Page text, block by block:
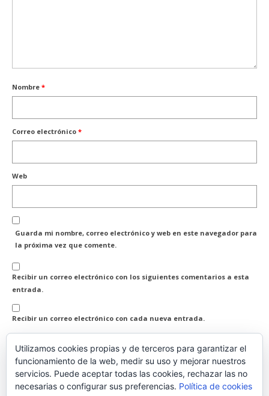
Nombre *
Correo electrónico *
Web
Guarda mi nombre, correo electrónico y web en este navegador para
la próxima vez que comente.
Recibir un correo electrónico con los siguientes comentarios a esta
entrada.
Recibir un correo electrónico con cada nueva entrada.
Utilizamos cookies propias y de terceros para garantizar el
funcionamiento de la web, medir su uso y mejorar nuestros
servicios. Puede aceptar todas las cookies, rechazar las no
necesarias o configurar sus preferencias. Política de cookies